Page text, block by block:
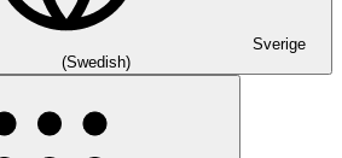
Sverige
(Swedish)